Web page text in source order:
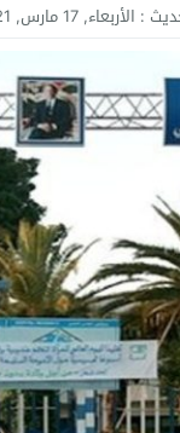
: الأربعاء, 17 مارس, 2021 - 12:35 صباحًا